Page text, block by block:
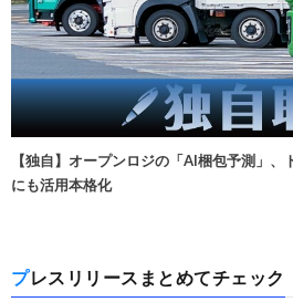
【独自】オープンロジの「AI梱包予測」
にも活用本格化
プレスリリースまとめてチェック